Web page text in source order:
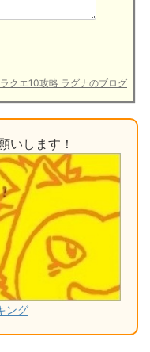
ラクエ10攻略 ラグナのブログ
いします！
ング